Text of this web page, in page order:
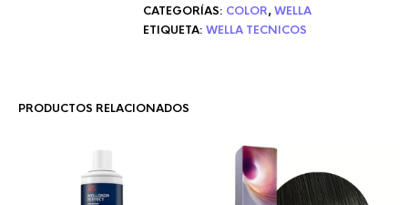
CATEGORÍAS: COLOR,WELLA
ETIQUETA: WELLA TECNICOS
PRODUCTOS RELACIONADOS